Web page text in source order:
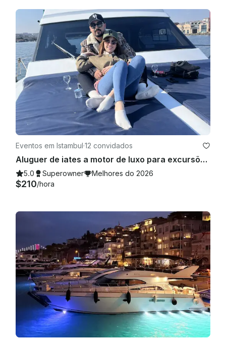
Eventos em Istambul·12 convidados
Aluguer de iates a motor de luxo para excursões diárias em Istambul
5.0 Superowner Melhores do 2026
$210/hora